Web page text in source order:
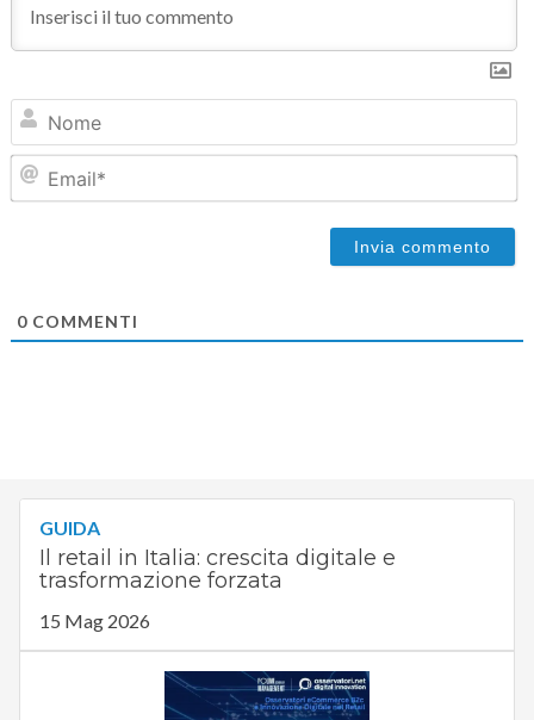
0COMMENTI
GUIDA
Il retail in Italia: crescita digitale e
trasformazione forzata
15 Mag 2026